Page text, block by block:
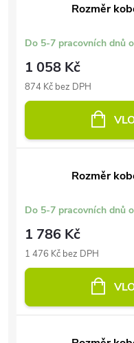
Rozměr
Do 5-7 pracovních dnů
1 058 Kč
874 Kč bez DPH
Rozměr
Do 5-7 pracovních dnů
1 786 Kč
1 476 Kč bez DPH